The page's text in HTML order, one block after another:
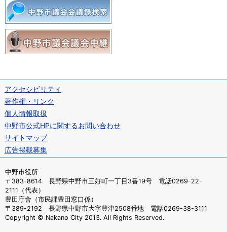
アクセシビリティ
著作権・リンク
個人情報取扱
中野市公式HPに関するお問い合わせ
サイトマップ
広告掲載募集
中野市役所
〒383-8614 長野県中野市三好町一丁目3番19号 電話0269-22-
2111（代表）
豊田庁舎（市民課豊田窓口係）
〒389-2192 長野県中野市大字豊津2508番地 電話0269-38-3111
Copyright © Nakano City 2013. All Rights Reserved.